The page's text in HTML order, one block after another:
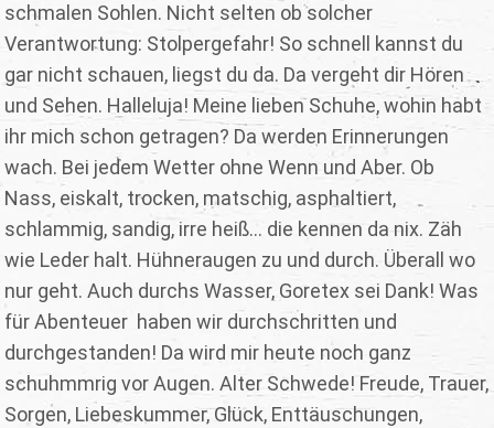
schmalen Sohlen. Nicht selten ob solcher
Verantwortung: Stolpergefahr! So schnell kannst du
gar nicht schauen, liegst du da. Da vergeht dir Hören
und Sehen. Halleluja! Meine lieben Schuhe, wohin habt
ihr mich schon getragen? Da werden Erinnerungen
wach. Bei jedem Wetter ohne Wenn und Aber. Ob
Nass, eiskalt, trocken, matschig, asphaltiert,
schlammig, sandig, irre heiß… die kennen da nix. Zäh
wie Leder halt. Hühneraugen zu und durch. Überall wo
nur geht. Auch durchs Wasser, Goretex sei Dank! Was
für Abenteuer haben wir durchschritten und
durchgestanden! Da wird mir heute noch ganz
schuhmmrig vor Augen. Alter Schwede! Freude, Trauer,
Sorgen, Liebeskummer, Glück, Enttäuschungen,